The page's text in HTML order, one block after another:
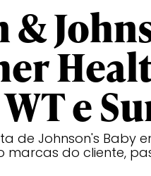
&
e
de Johnson's Baby
marcas do cliente,